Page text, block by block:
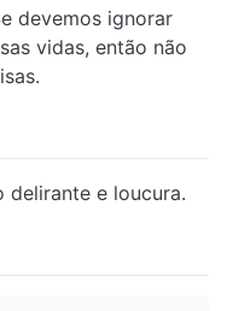
devemos ignorar
vidas, então não
e loucura.